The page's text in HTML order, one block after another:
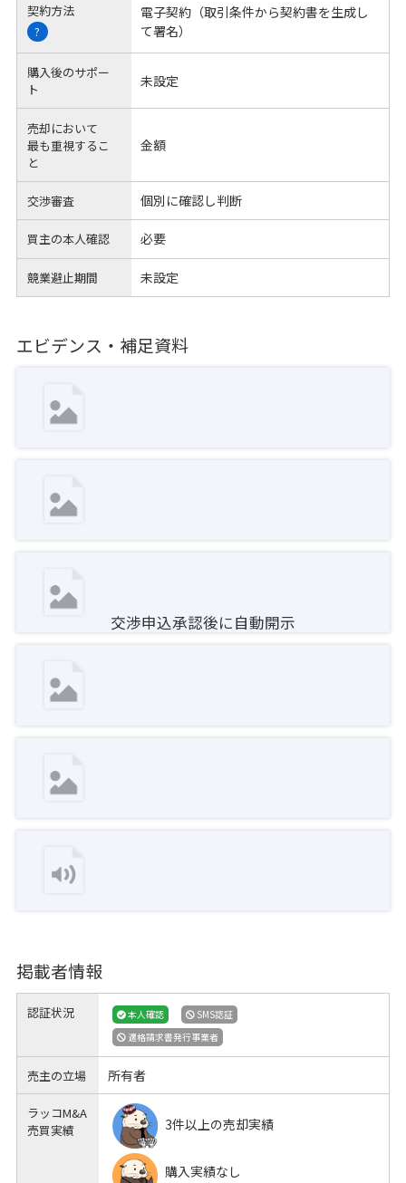
契約方法
?
電子契約（取引条件から契約書を生成し
て署名）
購入後のサポー
ト
未設定
売却において
最も重視するこ
と
金額
交渉審査 個別に確認し判断
買主の本人確認 必要
競業避止期間 未設定
エビデンス・補足資料
交渉申込承認後に自動開示
掲載者情報
認証状況 本人確認
SMS認証
適格請求書発行事業者
売主の立場 所有者
ラッコM&A
売買実績
3件以上の売却実績
購入実績なし